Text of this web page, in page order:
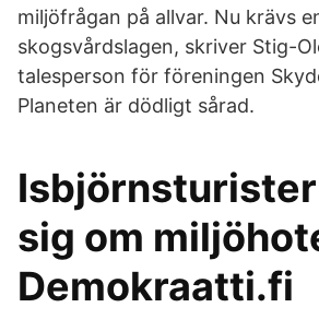
miljöfrågan på allvar. Nu krävs
skogsvårdslagen, skriver Stig-
talesperson för föreningen
Planeten är dödligt sårad.
sig om
Demokraatti.fi